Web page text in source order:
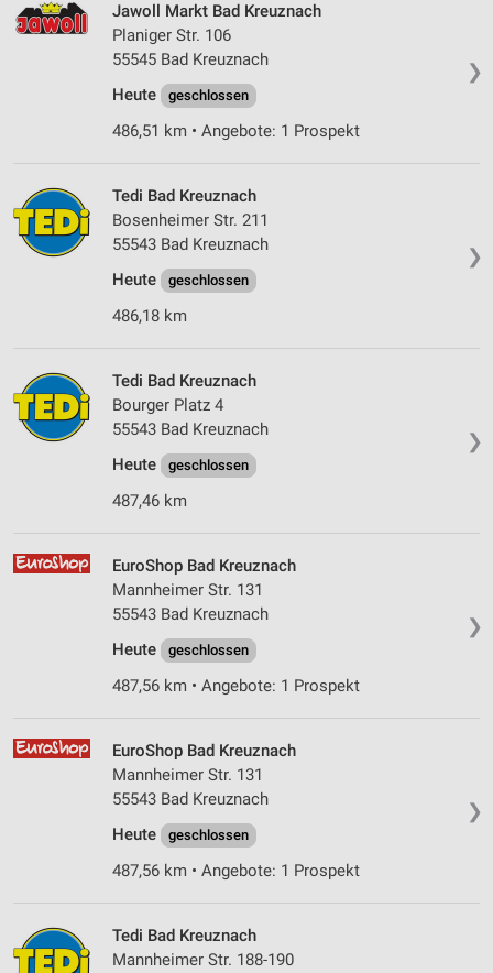
❯
Jawoll Markt Bad Kreuznach
Planiger Str. 106
55545 Bad Kreuznach
Heute
geschlossen
486,51 km • Angebote: 1 Prospekt
❯
Tedi Bad Kreuznach
Bosenheimer Str. 211
55543 Bad Kreuznach
Heute
geschlossen
486,18 km
❯
Tedi Bad Kreuznach
Bourger Platz 4
55543 Bad Kreuznach
Heute
geschlossen
487,46 km
❯
EuroShop Bad Kreuznach
Mannheimer Str. 131
55543 Bad Kreuznach
Heute
geschlossen
487,56 km • Angebote: 1 Prospekt
❯
EuroShop Bad Kreuznach
Mannheimer Str. 131
55543 Bad Kreuznach
Heute
geschlossen
487,56 km • Angebote: 1 Prospekt
Tedi Bad Kreuznach
Mannheimer Str. 188-190